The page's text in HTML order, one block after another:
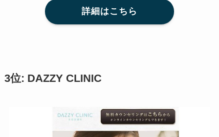
詳細はこちら
3位: DAZZY CLINIC